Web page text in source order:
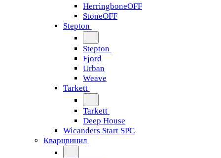
HerringboneOFF
StoneOFF
Stepton
Stepton
Fjord
Urban
Weave
Tarkett
Tarkett
Deep House
Wicanders Start SPC
Кварцвинил